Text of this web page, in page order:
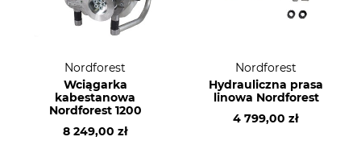
Nordforest
Wciągarka
kabestanowa
Nordforest 1200
8 249,00 zł
Nordforest
Hydrauliczna prasa
linowa Nordforest
4 799,00 zł